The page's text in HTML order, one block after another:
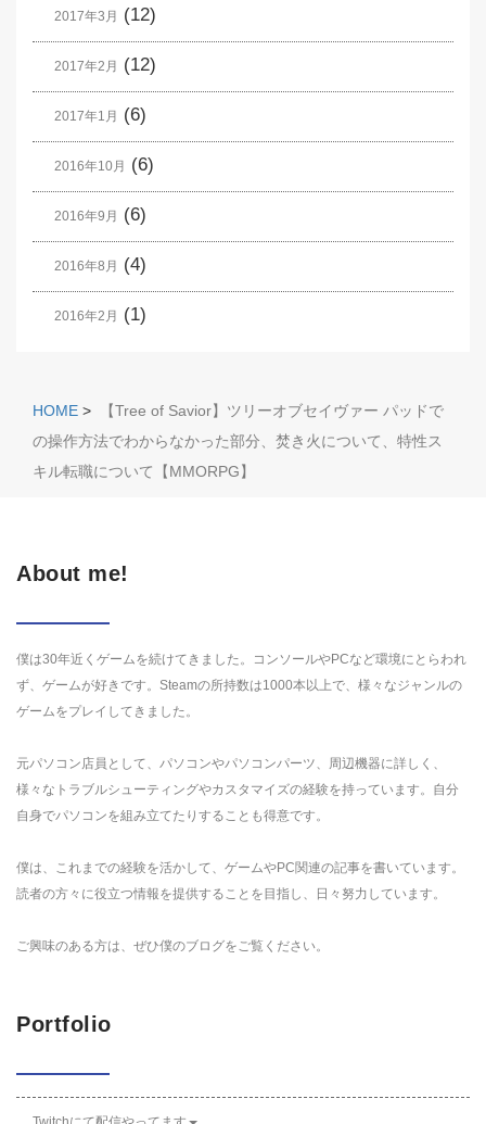
2017年3月 (12)
2017年2月 (12)
2017年1月 (6)
2016年10月 (6)
2016年9月 (6)
2016年8月 (4)
2016年2月 (1)
HOME >
【Tree of Savior】ツリーオブセイヴァー パッドで
の操作方法でわからなかった部分、焚き火について、特性ス
キル転職について【MMORPG】
About me!
僕は30年近くゲームを続けてきました。コンソールやPCなど環境にとらわれ
ず、ゲームが好きです。Steamの所持数は1000本以上で、様々なジャンルの
ゲームをプレイしてきました。
元パソコン店員として、パソコンやパソコンパーツ、周辺機器に詳しく、
様々なトラブルシューティングやカスタマイズの経験を持っています。自分
自身でパソコンを組み立てたりすることも得意です。
僕は、これまでの経験を活かして、ゲームやPC関連の記事を書いています。
読者の方々に役立つ情報を提供することを目指し、日々努力しています。
ご興味のある方は、ぜひ僕のブログをご覧ください。
Portfolio